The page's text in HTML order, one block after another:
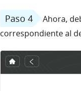
Paso 4
Ahora,
correspondiente al